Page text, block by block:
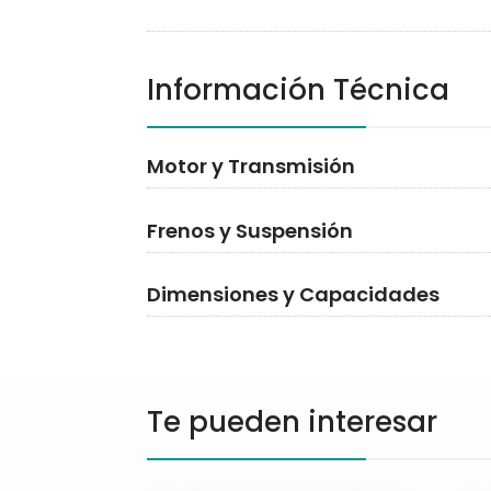
Información Técnica
Motor y Transmisión
Frenos y Suspensión
Dimensiones y Capacidades
Te pueden interesar